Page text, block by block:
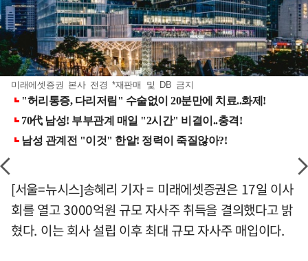
미래에셋증권 본사 전경 *재판매 및 DB 금지
[서울=뉴시스]송혜리 기자 = 미래에셋증권은 17일 이사
회를 열고 3000억원 규모 자사주 취득을 결의했다고 밝
혔다. 이는 회사 설립 이후 최대 규모 자사주 매입이다.